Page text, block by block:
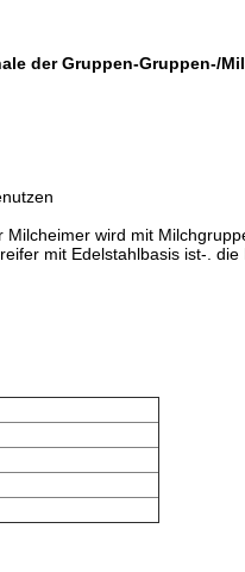
der Gruppen-Gruppen-/
wird mit
mit Edelstahlbasis ist-. die